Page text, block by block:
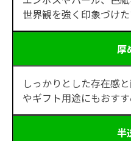
世界観を強く印象づけた
厚
しっかりとした存在感
やギフト用途にもおすす
半